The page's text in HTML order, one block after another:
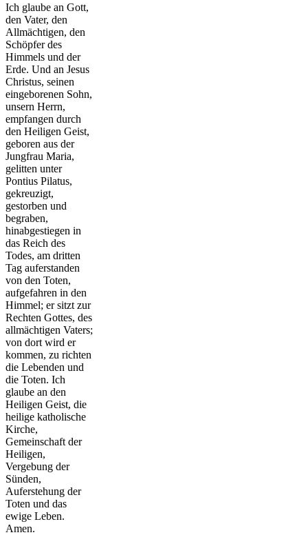
Ich glaube an Gott,
den Vater, den
Allmächtigen, den
Schöpfer des
Himmels und der
Erde. Und an Jesus
Christus, seinen
eingeborenen Sohn,
unsern Herrn,
empfangen durch
den Heiligen Geist,
geboren aus der
Jungfrau Maria,
gelitten unter
Pontius Pilatus,
gekreuzigt,
gestorben und
begraben,
hinabgestiegen in
das Reich des
Todes, am dritten
Tag auferstanden
von den Toten,
aufgefahren in den
Himmel; er sitzt zur
Rechten Gottes, des
allmächtigen Vaters;
von dort wird er
kommen, zu richten
die Lebenden und
die Toten. Ich
glaube an den
Heiligen Geist, die
heilige katholische
Kirche,
Gemeinschaft der
Heiligen,
Vergebung der
Sünden,
Auferstehung der
Toten und das
ewige Leben.
Amen.